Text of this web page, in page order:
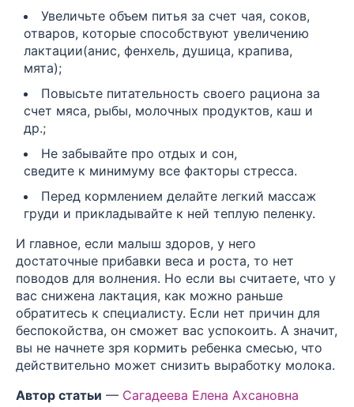
Увеличьте объем питья за счет чая, соков,
отваров, которые способствуют увеличению
лактации(анис, фенхель, душица, крапива,
мята);
Повысьте питательность своего рациона за
счет мяса, рыбы, молочных продуктов, каш и
др.;
Не забывайте про отдых и сон,
сведите к минимуму все факторы стресса.
Перед кормлением делайте легкий массаж
груди и прикладывайте к ней теплую пеленку.
И главное, если малыш здоров, у него
достаточные прибавки веса и роста, то нет
поводов для волнения. Но если вы считаете, что у
вас снижена лактация, как можно раньше
обратитесь к специалисту. Если нет причин для
беспокойства, он сможет вас успокоить. А значит,
вы не начнете зря кормить ребенка смесью, что
действительно может снизить выработку молока.
Автор статьи — Сагадеева Елена Ахсановна